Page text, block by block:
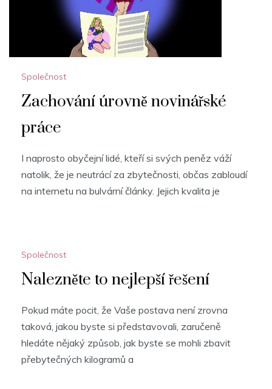
Společnost
Zachování úrovně novinářské
práce
I naprosto obyčejní lidé, kteří si svých peněz váží
natolik, že je neutrácí za zbytečnosti, občas zabloudí
na internetu na bulvární články. Jejich kvalita je
Společnost
Nalezněte to nejlepší řešení
Pokud máte pocit, že Vaše postava není zrovna
taková, jakou byste si představovali, zaručeně
hledáte nějaký způsob, jak byste se mohli zbavit
přebytečných kilogramů a